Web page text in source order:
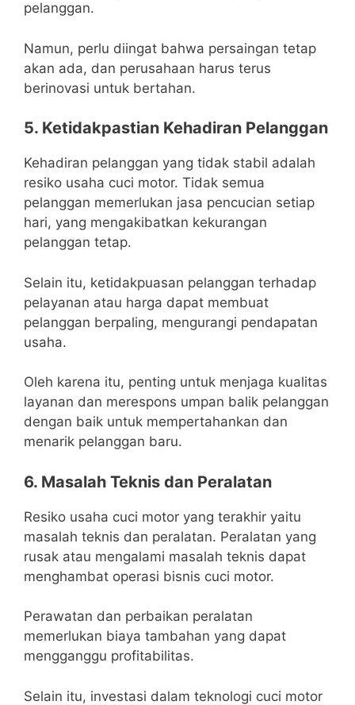
pelanggan.
Namun, perlu diingat bahwa persaingan tetap
akan ada, dan perusahaan harus terus
berinovasi untuk bertahan.
5. Ketidakpastian Kehadiran Pelanggan
Kehadiran pelanggan yang tidak stabil adalah
resiko usaha cuci motor. Tidak semua
pelanggan memerlukan jasa pencucian setiap
hari, yang mengakibatkan kekurangan
pelanggan tetap.
Selain itu, ketidakpuasan pelanggan terhadap
pelayanan atau harga dapat membuat
pelanggan berpaling, mengurangi pendapatan
usaha.
Oleh karena itu, penting untuk menjaga kualitas
layanan dan merespons umpan balik pelanggan
dengan baik untuk mempertahankan dan
menarik pelanggan baru.
6. Masalah Teknis dan Peralatan
Resiko usaha cuci motor yang terakhir yaitu
masalah teknis dan peralatan. Peralatan yang
rusak atau mengalami masalah teknis dapat
menghambat operasi bisnis cuci motor.
Perawatan dan perbaikan peralatan
memerlukan biaya tambahan yang dapat
mengganggu profitabilitas.
Selain itu, investasi dalam teknologi cuci motor